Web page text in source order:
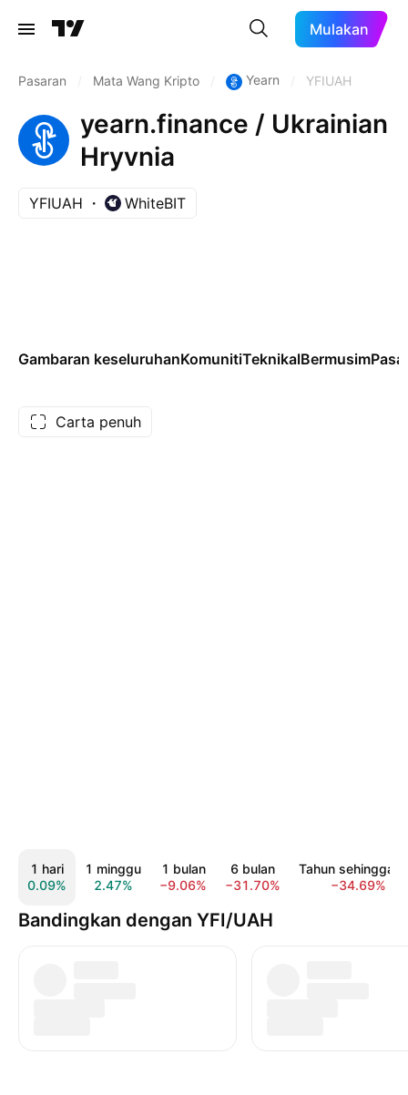
Mulakan
Pasaran Mata Wang Kripto Yearn YFIUAH
yearn.finance / Ukrainian
Hryvnia
YFIUAH WhiteBIT
Gambaran keseluruhanKomunitiTeknikalBermusim
Carta penuh
1 hari
0.09%
1 minggu
2.47%
1 bulan
−9.06%
6 bulan
−31.70%
Tahun sehingga
−34.69%
Bandingkan dengan YFI/UAH